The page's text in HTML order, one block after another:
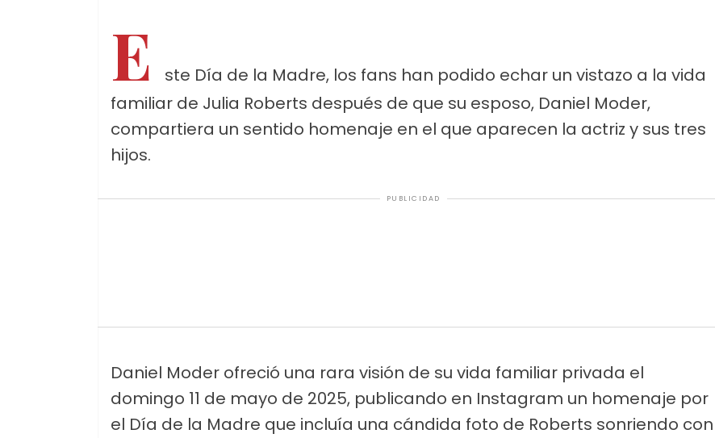
E
ste Día de la Madre, los fans han podido echar un vistazo a la vida
familiar de Julia Roberts después de que su esposo, Daniel Moder,
compartiera un sentido homenaje en el que aparecen la actriz y sus tres
hijos.
PUBLICIDAD
Daniel Moder ofreció una rara visión de su vida familiar privada el
domingo 11 de mayo de 2025, publicando en Instagram un homenaje por
el Día de la Madre que incluía una cándida foto de Roberts sonriendo con